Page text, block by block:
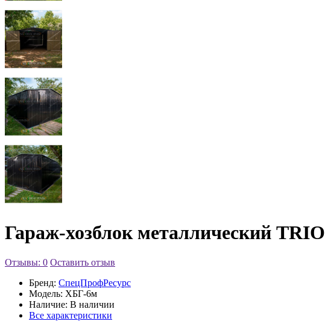
Гараж-хозблок металлический TRIO
Отзывы: 0 Оставить отзыв
Бренд: СпецПрофРесурс
Модель: ХБГ-6м
Наличие: В наличии
Все характеристики